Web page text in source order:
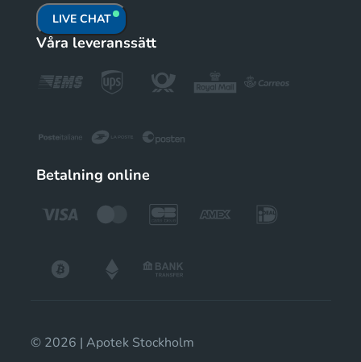
LIVE CHAT
Våra leveranssätt
Betalning online
© 2026 | Apotek Stockholm